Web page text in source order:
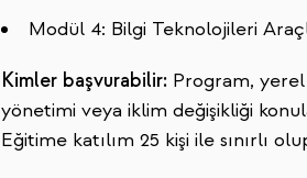
Modül 4: Bilgi Teknolojileri
Kimler başvurabilir: Program,
yönetimi veya iklim değişikliği
Eğitime katılım 25 kişi ile sınırlı